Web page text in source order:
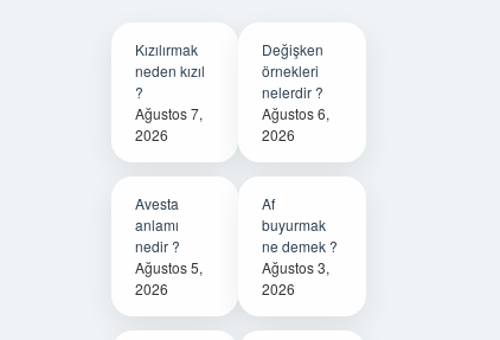
Kızılırmak
neden kızıl
?
Ağustos 7,
2026
Değişken
örnekleri
nelerdir ?
Ağustos 6,
2026
Avesta
anlamı
nedir ?
Ağustos 5,
2026
Af
buyurmak
ne demek ?
Ağustos 3,
2026